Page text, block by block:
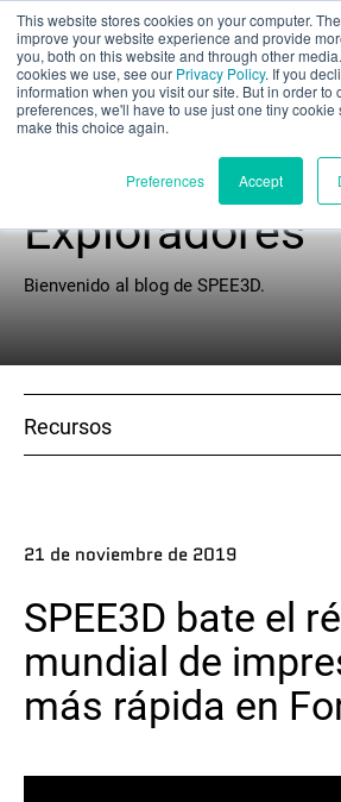
This website stores cookies on your computer.
improve your website experience and provide
you, both on this website and through other
cookies we use, see our Privacy Policy. If you
information when you visit our site. But in order to
preferences, we'll have to use just one tiny cookie
make this choice again.
Preferences Accept
Productos
Materiales
Círculo de
Exploradores
Bienvenido al blog de SPEE3D.
Recursos
21 de noviembre de 2019
SPEE3D bate el
mundial de
más rápida en